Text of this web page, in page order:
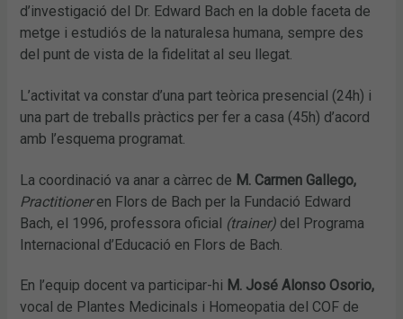
d’investigació del Dr. Edward Bach en la doble faceta de
metge i estudiós de la naturalesa humana, sempre des
del punt de vista de la fidelitat al seu llegat.
L’activitat va constar d’una part teòrica presencial (24h) i
una part de treballs pràctics per fer a casa (45h) d’acord
amb l’esquema programat.
La coordinació va anar a càrrec de M. Carmen Gallego,
Practitioneren Flors de Bach per la Fundació Edward
Bach, el 1996, professora oficial (trainer) del Programa
Internacional d’Educació en Flors de Bach.
En l’equip docent va participar-hi M. José Alonso Osorio,
vocal de Plantes Medicinals i Homeopatia del COF de